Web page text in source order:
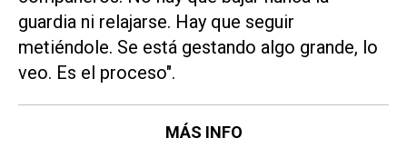
guardia ni relajarse. Hay que seguir
metiéndole. Se está gestando algo grande, lo
veo. Es el proceso".
MÁS INFO